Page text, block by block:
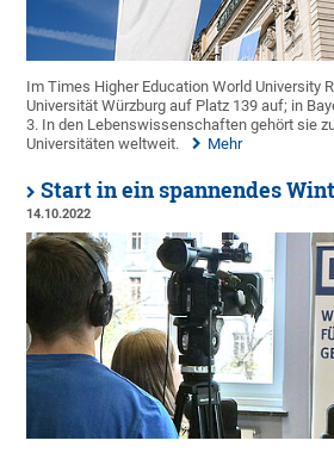
Im Times Higher Education World University
Universität Würzburg auf Platz 139 auf; in
3. In den Lebenswissenschaften gehört sie
Universitäten weltweit.
Mehr
Start in ein spannendes
14.10.2022